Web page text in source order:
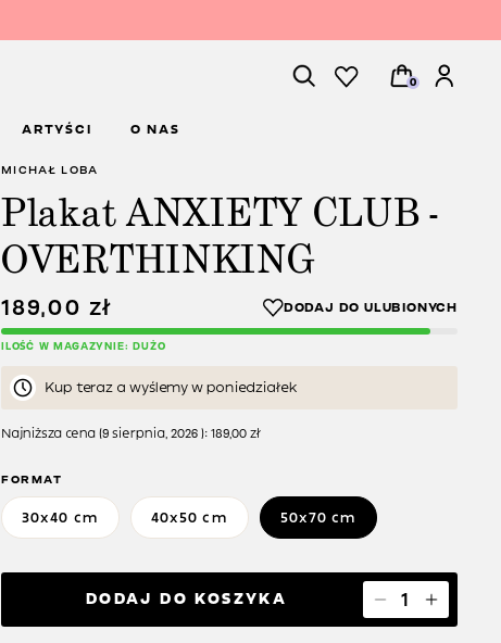
0
ARTYŚCI O NAS
MICHAŁ LOBA
Plakat ANXIETY CLUB -
OVERTHINKING
189,00 zł
ILOŚĆ W MAGAZYNIE: DUŻO
Kup teraz a wyślemy w poniedziałek
Najniższa cena (9 sierpnia, 2026 ): 189,00 zł
FORMAT
30x40 cm 40x50 cm 50x70 cm
DODAJ DO KOSZYKA